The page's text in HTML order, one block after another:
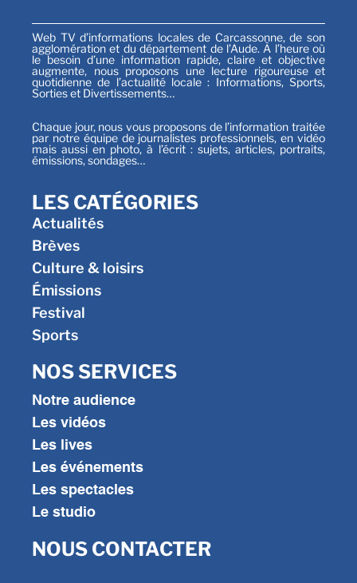
Web TV d’informations locales de Carcassonne, de son
agglomération et du département de l’Aude. À l’heure où
le besoin d’une information rapide, claire et objective
augmente, nous proposons une lecture rigoureuse et
quotidienne de l’actualité locale : Informations, Sports,
Sorties et Divertissements…
Chaque jour, nous vous proposons de l’information traitée
par notre équipe de journalistes professionnels, en vidéo
mais aussi en photo, à l’écrit : sujets, articles, portraits,
émissions, sondages…
LES CATÉGORIES
Actualités
Brèves
Culture & loisirs
Émissions
Festival
Sports
NOS SERVICES
Notre audience
Les vidéos
Les lives
Les événements
Les spectacles
Le studio
NOUS CONTACTER